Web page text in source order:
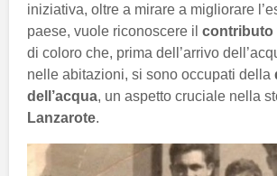
iniziativa, oltre a mirare a migliorare
paese, vuole riconoscere il contributo
di coloro che, prima dell’arrivo
nelle abitazioni, si sono occupati della
dell’acqua, un aspetto cruciale nella
Lanzarote.